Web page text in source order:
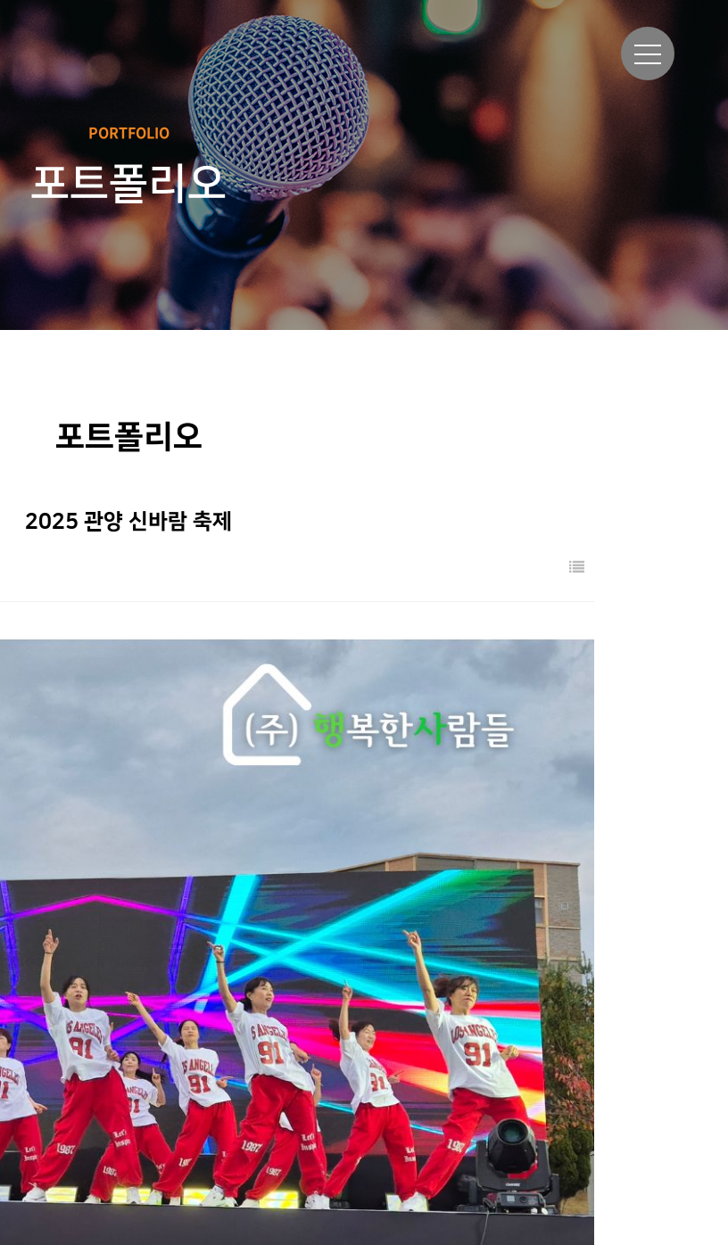
PORTFOLIO
포트폴리오
포트폴리오
2025 관양 신바람 축제